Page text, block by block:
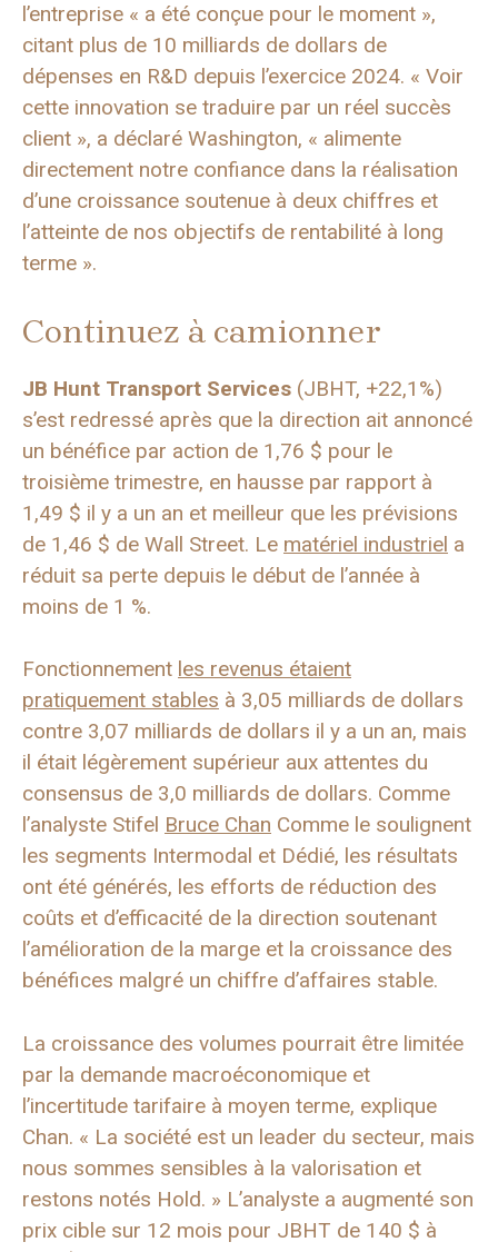
l’entreprise « a été conçue pour le moment »,
citant plus de 10 milliards de dollars de
dépenses en R&D depuis l’exercice 2024. « Voir
cette innovation se traduire par un réel succès
client », a déclaré Washington, « alimente
directement notre confiance dans la réalisation
d’une croissance soutenue à deux chiffres et
l’atteinte de nos objectifs de rentabilité à long
terme ».
Continuez à camionner
JB Hunt Transport Services (JBHT, +22,1%)
s’est redressé après que la direction ait annoncé
un bénéfice par action de 1,76 $ pour le
troisième trimestre, en hausse par rapport à
1,49 $ il y a un an et meilleur que les prévisions
de 1,46 $ de Wall Street. Le matériel industriel a
réduit sa perte depuis le début de l’année à
moins de 1 %.
Fonctionnement les revenus étaient
pratiquement stables à 3,05 milliards de dollars
contre 3,07 milliards de dollars il y a un an, mais
il était légèrement supérieur aux attentes du
consensus de 3,0 milliards de dollars. Comme
l’analyste Stifel Bruce Chan Comme le soulignent
les segments Intermodal et Dédié, les résultats
ont été générés, les efforts de réduction des
coûts et d’efficacité de la direction soutenant
l’amélioration de la marge et la croissance des
bénéfices malgré un chiffre d’affaires stable.
La croissance des volumes pourrait être limitée
par la demande macroéconomique et
l’incertitude tarifaire à moyen terme, explique
Chan. « La société est un leader du secteur, mais
nous sommes sensibles à la valorisation et
restons notés Hold. » L’analyste a augmenté son
prix cible sur 12 mois pour JBHT de 140 $ à